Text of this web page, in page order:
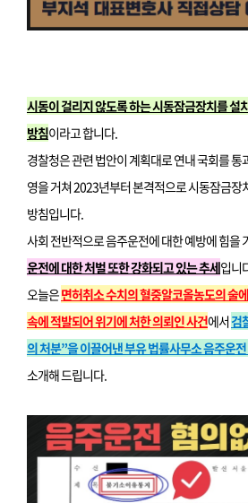
시동이 걸리지 않도록 하는 시동잠금장치를 설
방침이라고 합니다.
경찰청은 관련 법안이 계획대로 연내 국회를
영을 거쳐 2023년부터 본격적으로 시동잠금장
방침입니다.
사회 전반적으로 음주운전에 대한 예방에 힘을
운전에 대한 처벌 또한 강화되고 있는 추세입니
오늘은면허취소 수치의 혈중알코올농도의 술
속에 적발되어 위기에 처한 의뢰인 사건에서 검
의 처분”을 이끌어낸 부유 법률사무소 음주운
소개해 드립니다.